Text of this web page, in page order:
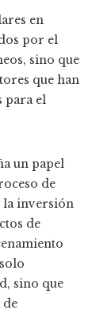
en
por el
sino que
que han
para el
un papel
de
la inversión
de
sino que
de